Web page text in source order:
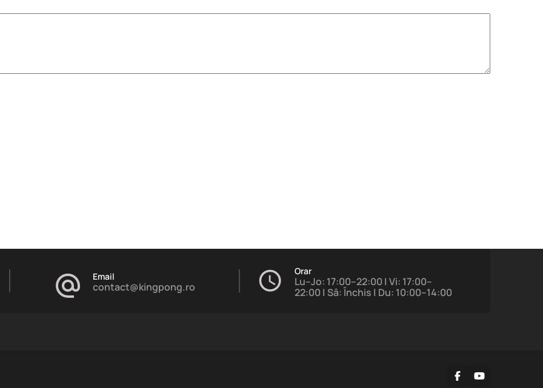
Email
contact@kingpong.ro
Orar
Lu–Jo: 17:00–22:00 | Vi: 17:00–
22:00 | Sâ: Închis | Du: 10:00–14:00